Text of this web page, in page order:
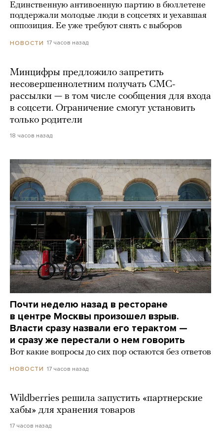
Единственную антивоенную партию в бюллетене
поддержали молодые люди в соцсетях и уехавшая
оппозиция. Ее уже требуют снять с выборов
НОВОСТИ 17 часов назад
Минцифры предложило запретить
несовершеннолетним получать СМС-
рассылки — в том числе сообщения для входа
в соцсети. Ограничение смогут установить
только родители
18 часов назад
Почти неделю назад в ресторане
в центре Москвы произошел взрыв.
Власти сразу назвали его терактом —
и сразу же перестали о нем говорить
Вот какие вопросы до сих пор остаются без ответов
НОВОСТИ 17 часов назад
Wildberries решила запустить «партнерские
хабы» для хранения товаров
17 часов назад